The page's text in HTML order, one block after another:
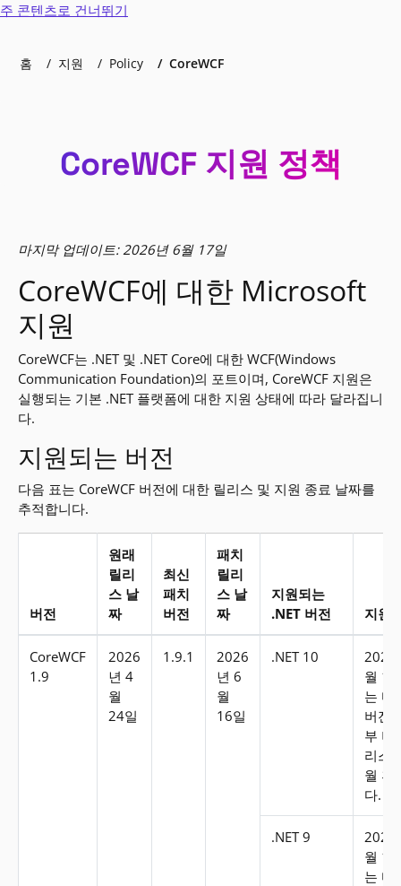
주 콘텐츠로 건너뛰기
홈 지원 Policy CoreWCF
CoreWCF 지원 정책
마지막 업데이트: 2026년 6월 17일
CoreWCF에 대한 Microsoft
지원
CoreWCF는 .NET 및 .NET Core에 대한 WCF(Windows
Communication Foundation)의 포트이며, CoreWCF 지원은
실행되는 기본 .NET 플랫폼에 대한 지원 상태에 따라 달라집니
다.
지원되는 버전
다음 표는 CoreWCF 버전에 대한 릴리스 및 지원 종료 날짜를
추적합니다.
버전
원래
릴리
스 날
짜
최신
패치
버전
패치
릴리
스 날
짜
지원되는
.NET 버전
지원
CoreWCF
1.9
2026
년 4
월
24일
1.9.1
2026
년 6
월
16일
.NET 10
2028
월 14
는 다
버전
부 버
리스
월 후
다.
.NET 9
2026
월 10
는 다